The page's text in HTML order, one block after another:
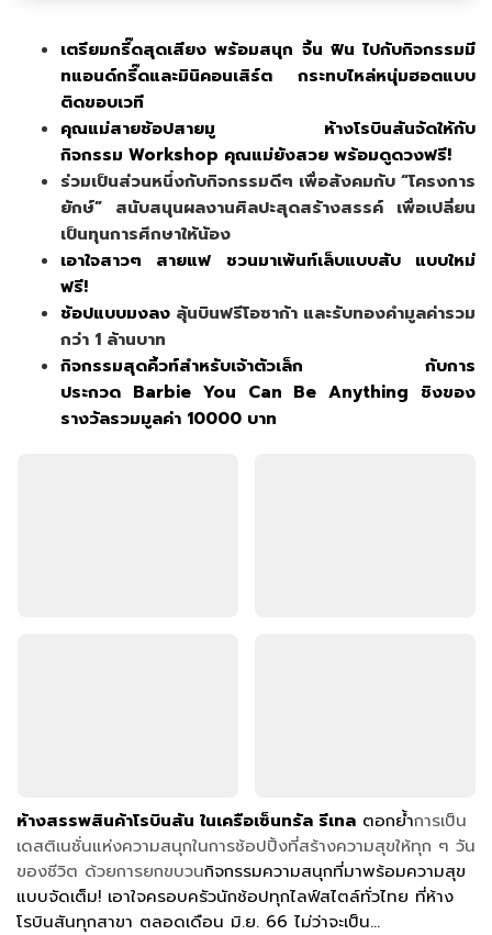
เตรียมกรี๊ดสุดเสียง พร้อมสนุก จิ้น ฟิน ไปกับกิจกรรมมี
ทแอนด์กรี๊ดและมินิคอนเสิร์ต กระทบไหล่หนุ่มฮอตแบบ
ติดขอบเวที
คุณแม่สายช้อปสายมู ห้างโรบินสันจัดให้กับ
กิจกรรม Workshop คุณแม่ยังสวย พร้อมดูดวงฟรี!
ร่วมเป็นส่วนหนึ่งกับกิจกรรมดีๆ เพื่อสังคมกับ “โครงการ
ยักษ์” สนับสนุนผลงานศิลปะสุดสร้างสรรค์ เพื่อเปลี่ยน
เป็นทุนการศึกษาให้น้อง
เอาใจสาวๆ สายแฟ ชวนมาเพ้นท์เล็บแบบสับ แบบใหม่
ฟรี!
ช้อปแบบมงลง ลุ้นบินฟรีโอซาก้า และรับทองคำมูลค่ารวม
กว่า 1 ล้านบาท
กิจกรรมสุดคิ้วท์สำหรับเจ้าตัวเล็ก กับการ
ประกวด Barbie You Can Be Anything ชิงของ
รางวัลรวมมูลค่า 10000 บาท
ห้างสรรพสินค้าโรบินสัน ในเครือเซ็นทรัล รีเทล ตอกย้ำการเป็น
เดสติเนชั่นแห่งความสนุกในการช้อปปิ้งที่สร้างความสุขให้ทุก ๆ วัน
ของชีวิต ด้วยการยกขบวนกิจกรรมความสนุกที่มาพร้อมความสุข
แบบจัดเต็ม! เอาใจครอบครัวนักช้อปทุกไลฟ์สไตล์ทั่วไทย ที่ห้าง
โรบินสันทุกสาขา ตลอดเดือน มิ.ย. 66 ไม่ว่าจะเป็น…